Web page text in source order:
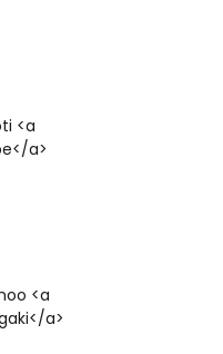
<a
a>
<a
a>